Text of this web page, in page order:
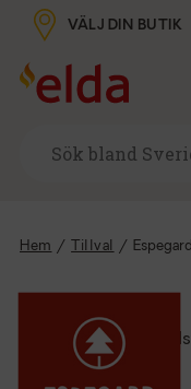
VÄLJ DIN BUTIK
Hem / Tillval /